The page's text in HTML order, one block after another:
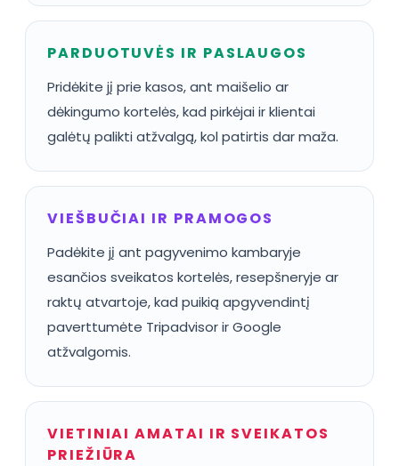
PARDUOTUVĖS IR PASLAUGOS
Pridėkite jį prie kasos, ant maišelio ar
dėkingumo kortelės, kad pirkėjai ir klientai
galėtų palikti atžvalgą, kol patirtis dar maža.
VIEŠBUČIAI IR PRAMOGOS
Padėkite jį ant pagyvenimo kambaryje
esančios sveikatos kortelės, resepšneryje ar
raktų atvartoje, kad puikią apgyvendintį
paverttumėte Tripadvisor ir Google
atžvalgomis.
VIETINIAI AMATAI IR SVEIKATOS
PRIEŽIŪRA